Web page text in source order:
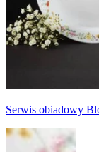
Serwis obiadowy